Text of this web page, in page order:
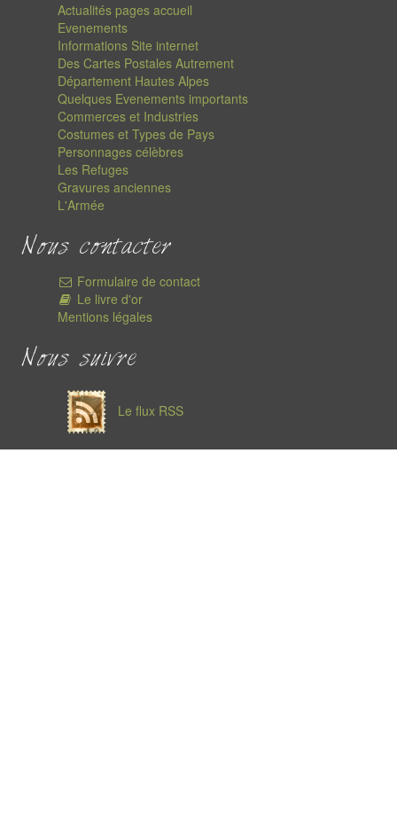
Actualités pages accueil
Evenements
Informations Site internet
Des Cartes Postales Autrement
Département Hautes Alpes
Quelques Evenements importants
Commerces et Industries
Costumes et Types de Pays
Personnages célèbres
Les Refuges
Gravures anciennes
L'Armée
Nous contacter
Formulaire de contact
Le livre d'or
Mentions légales
Nous suivre
Le flux RSS